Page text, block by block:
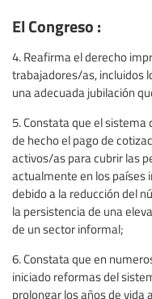
El Congreso :
4. Reafirma el derecho
trabajadores/as, incluidos
una adecuada jubilación
5. Constata que el
de hecho el pago de
activos/as para cubrir las
actualmente en los países
debido a la reducción del
la persistencia de una
de un sector informal;
6. Constata que en
iniciado reformas del
prolongar los años de vida